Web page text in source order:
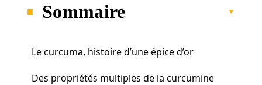
Sommaire
Le curcuma, histoire d’une épice d’or
Des propriétés multiples de la curcumine